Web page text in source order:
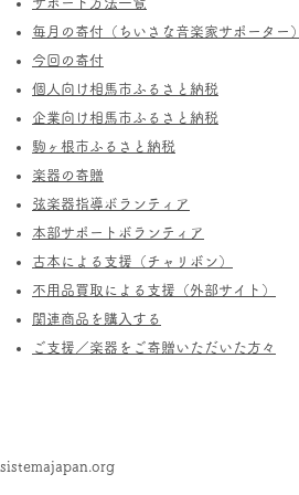
​毎月の寄付（ちいさな音楽家サポーター）
今回の寄付
個人向け相馬市ふるさと納税
企業向け相馬市ふるさと納税
駒ヶ根市ふるさと納税
楽器の寄贈
​弦楽器指導ボランティア
​本部サポートボランティア
​古本による支援（チャリボン）
不用品買取による支援（外部サイト）
関連商品を購入する
​ご支援／楽器をご寄贈いただいた方々